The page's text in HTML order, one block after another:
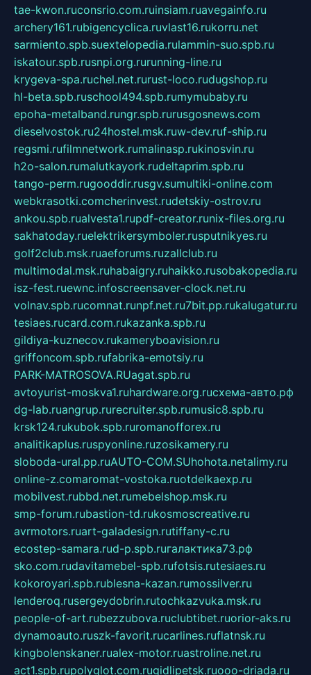
tae-kwon.ruconsrio.com.ruinsiam.ruavegainfo.ru
archery161.rubigencyclica.ruvlast16.rukorru.net
sarmiento.spb.suextelopedia.rulammin-suo.spb.ru
iskatour.spb.rusnpi.org.rurunning-line.ru
krygeva-spa.ruchel.net.rurust-loco.rudugshop.ru
hl-beta.spb.ruschool494.spb.rumymubaby.ru
epoha-metalband.rungr.spb.rurusgosnews.com
dieselvostok.ru24hostel.msk.ruw-dev.ruf-ship.ru
regsmi.rufilmnetwork.rumalinasp.rukinosvin.ru
h2o-salon.rumalutkayork.rudeltaprim.spb.ru
tango-perm.rugooddir.rusgv.sumultiki-online.com
webkrasotki.comcherinvest.rudetskiy-ostrov.ru
ankou.spb.rualvesta1.rupdf-creator.runix-files.org.ru
sakhatoday.ruelektrikersymboler.rusputnikyes.ru
golf2club.msk.ruaeforums.ruzallclub.ru
multimodal.msk.ruhabaigry.ruhaikko.rusobakopedia.ru
isz-fest.ruewnc.infoscreensaver-clock.net.ru
volnav.spb.rucomnat.runpf.net.ru7bit.pp.rukalugatur.ru
tesiaes.rucard.com.rukazanka.spb.ru
gildiya-kuznecov.rukameryboavision.ru
griffoncom.spb.rufabrika-emotsiy.ru
PARK-MATROSOVA.RUagat.spb.ru
avtoyurist-moskva1.ruhardware.org.ruсхема-авто.рф
dg-lab.ruangrup.rurecruiter.spb.rumusic8.spb.ru
krsk124.rukubok.spb.ruromanofforex.ru
analitikaplus.ruspyonline.ruzosikamery.ru
sloboda-ural.pp.ruAUTO-COM.SUhohota.netalimy.ru
online-z.comaromat-vostoka.ruotdelkaexp.ru
mobilvest.rubbd.net.rumebelshop.msk.ru
smp-forum.rubastion-td.rukosmoscreative.ru
avrmotors.ruart-galadesign.rutiffany-c.ru
ecostep-samara.rud-p.spb.ruгалактика73.рф
sko.com.rudavitamebel-spb.rufotsis.rutesiaes.ru
kokoroyari.spb.rublesna-kazan.rumossilver.ru
lenderoq.rusergeydobrin.rutochkazvuka.msk.ru
people-of-art.rubezzubova.ruclubtibet.ruorior-aks.ru
dynamoauto.ruszk-favorit.rucarlines.ruflatnsk.ru
kingbolenskaner.rualex-motor.ruastroline.net.ru
act1.spb.rupolyglot.com.rugidlipetsk.ruooo-driada.ru